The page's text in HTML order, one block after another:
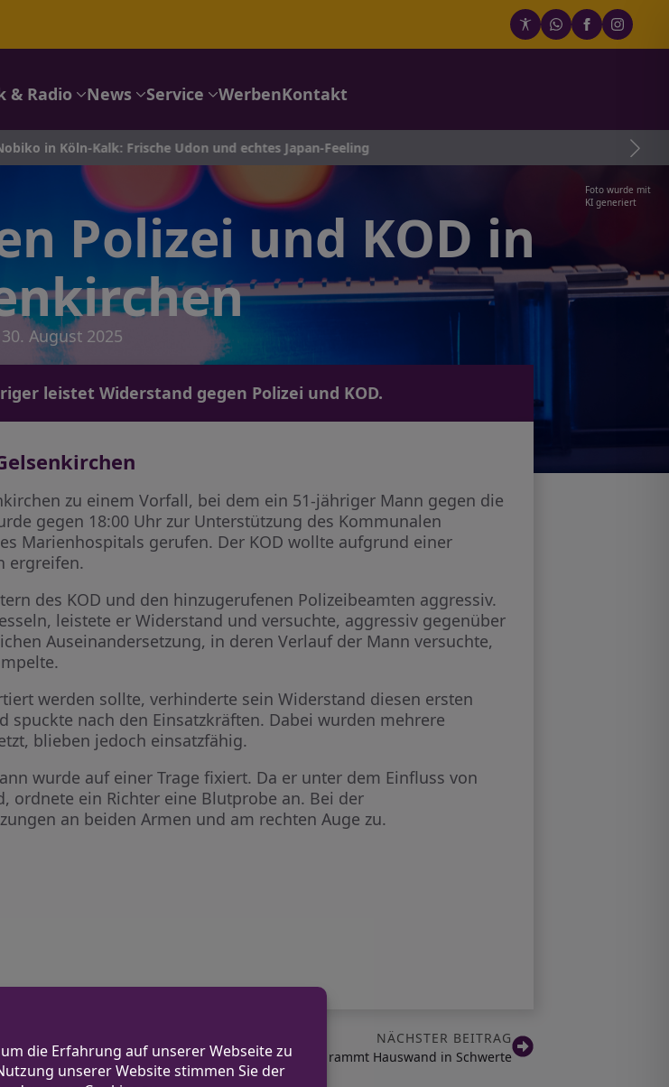
& Radio News Service WerbenKontakt
Frische Udon und echtes Japan-Feeling
Foto wurde mit
KI generiert
Polizei und KOD in
30. August 2025
leistet Widerstand gegen Polizei und KOD.
zu einem Vorfall, bei dem ein 51-jähriger Mann gegen die
gegen 18:00 Uhr zur Unterstützung des Kommunalen
Marienhospitals gerufen. Der KOD wollte aufgrund einer
ergreifen.
des KOD und den hinzugerufenen Polizeibeamten aggressiv.
leistete er Widerstand und versuchte, aggressiv gegenüber
Auseinandersetzung, in deren Verlauf der Mann versuchte,
werden sollte, verhinderte sein Widerstand diesen ersten
spuckte nach den Einsatzkräften. Dabei wurden mehrere
blieben jedoch einsatzfähig.
wurde auf einer Trage fixiert. Da er unter dem Einfluss von
ordnete ein Richter eine Blutprobe an. Bei der
an beiden Armen und am rechten Auge zu.
NÄCHSTER BEITRAG
Alkoholisierter Fahrer rammt Hauswand in Schwerte